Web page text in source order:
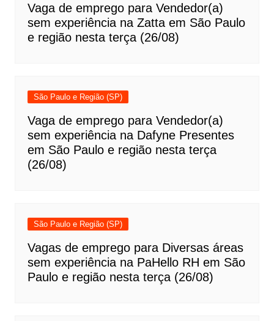
Vaga de emprego para Vendedor(a)
sem experiência na Zatta em São Paulo
e região nesta terça (26/08)
São Paulo e Região (SP)
Vaga de emprego para Vendedor(a)
sem experiência na Dafyne Presentes
em São Paulo e região nesta terça
(26/08)
São Paulo e Região (SP)
Vagas de emprego para Diversas áreas
sem experiência na PaHello RH em São
Paulo e região nesta terça (26/08)